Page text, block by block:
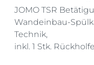
JOMO TSR
Wandeinbau-
Technik,
inkl. 1 Stk.